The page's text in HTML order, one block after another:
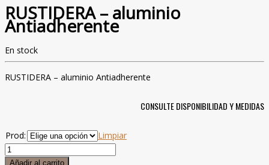
RUSTIDERA – aluminio
Antiadherente
En stock
RUSTIDERA – aluminio Antiadherente
CONSULTE DISPONIBILIDAD Y MEDIDAS
Prod:
Limpiar
RUSTIDERA
- Añadir al carrito